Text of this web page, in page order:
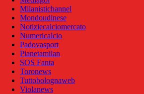
Milanistichannel
Mondoudinese
Notiziecalciomercato
Numericalcio
Padovasport
Pianetamilan
SOS Fanta
Toronews
Tuttobolognaweb
Violanews